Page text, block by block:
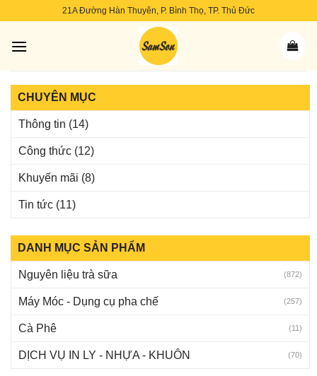
content
21A Đường Hàn Thuyên, P. Bình Thọ, TP. Thủ Đức
CHUYÊN MỤC
Thông tin (14)
Công thức (12)
Khuyến mãi (8)
Tin tức (11)
DANH MỤC SẢN PHẨM
Nguyên liệu trà sữa (872)
Máy Móc - Dụng cụ pha chế (257)
Cà Phê (11)
DỊCH VỤ IN LY - NHỰA - KHUÔN (70)